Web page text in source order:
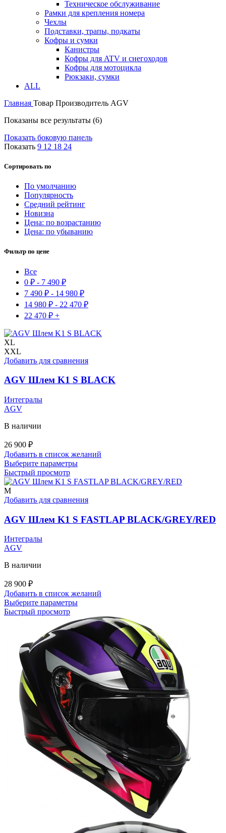
Техническое обслуживание
Рамки для крепления номера
Чехлы
Подставки, трапы, подкаты
Кофры и сумки
Канистры
Кофры для ATV и снегоходов
Кофры для мотоцикла
Рюкзаки, сумки
ALL
Главная Товар Производитель AGV
Показаны все результаты (6)
Показать боковую панель
Показать 9 12 18 24
Сортировать по
По умолчанию
Популярность
Средний рейтинг
Новизна
Цена: по возрастанию
Цена: по убыванию
Фильтр по цене
Все
0 ₽ - 7 490 ₽
7 490 ₽ - 14 980 ₽
14 980 ₽ - 22 470 ₽
22 470 ₽ +
XL
XXL
Добавить для сравнения
AGV Шлем K1 S BLACK
Интегралы
AGV
В наличии
26 900 ₽
Добавить в список желаний
Выберите параметрыЭтот
имеет
вариаций.
можно
выбрать
Быстрый просмотр
M
Добавить для сравнения
AGV Шлем K1 S FASTLAP BLACK/GREY/RED
Интегралы
AGV
В наличии
28 900 ₽
Добавить в список желаний
Выберите параметрыЭтот
имеет
несколько
вариаций.
Опции
выбрать
на
странице
товара.
Быстрый просмотр